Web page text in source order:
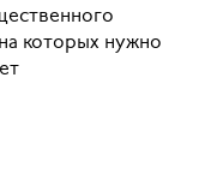
которых нужно